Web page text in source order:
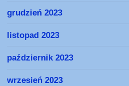
grudzień 2023
listopad 2023
październik 2023
wrzesień 2023